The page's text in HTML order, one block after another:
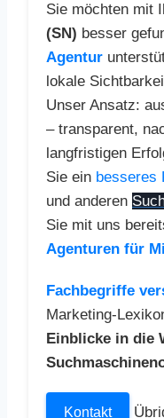
Sie möchten mit
(SN) besser
Agentur
lokale
Unser Ansatz:
– transparent,
langfristigen
Sie ein besseres
und anderen
Sie mit uns
Agenturen für
Fachbegriffe
Marketing-
Einblicke in die
Kontakt